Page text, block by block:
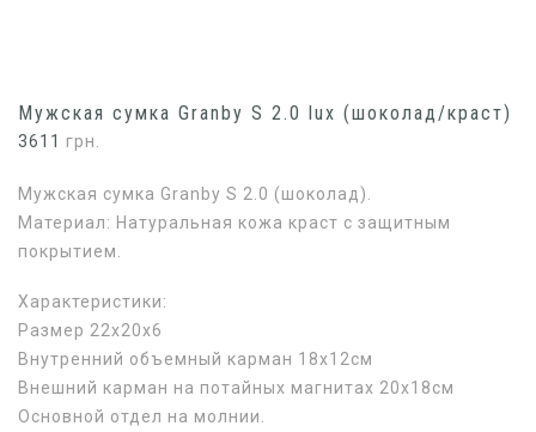
Мужская сумка Granby S 2.0 lux (шоколад/краст)
3611 грн.
Мужская сумка Granby S 2.0 (шоколад).
Материал: Натуральная кожа краст с защитным
покрытием.
Характеристики:
Размер 22х20х6
Внутренний объемный карман 18х12см
Внешний карман на потайных магнитах 20х18см
Основной отдел на молнии.